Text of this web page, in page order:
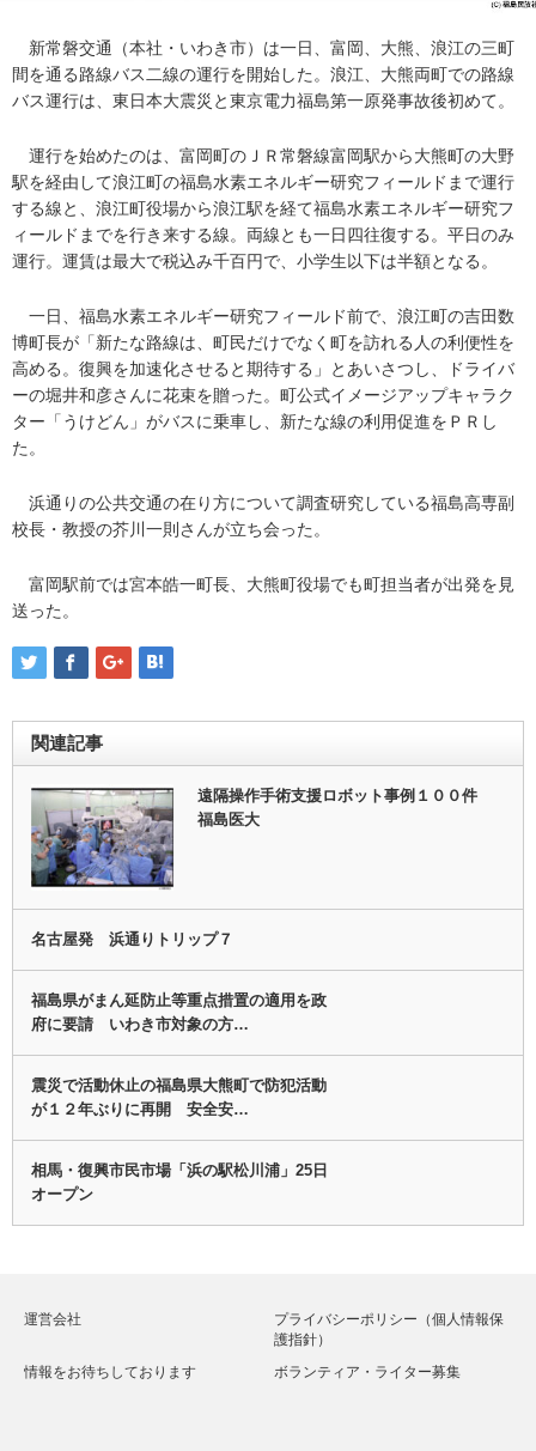
新常磐交通（本社・いわき市）は一日、富岡、大熊、浪江の三町
間を通る路線バス二線の運行を開始した。浪江、大熊両町での路線
バス運行は、東日本大震災と東京電力福島第一原発事故後初めて。
運行を始めたのは、富岡町のＪＲ常磐線富岡駅から大熊町の大野
駅を経由して浪江町の福島水素エネルギー研究フィールドまで運行
する線と、浪江町役場から浪江駅を経て福島水素エネルギー研究フ
ィールドまでを行き来する線。両線とも一日四往復する。平日のみ
運行。運賃は最大で税込み千百円で、小学生以下は半額となる。
一日、福島水素エネルギー研究フィールド前で、浪江町の吉田数
博町長が「新たな路線は、町民だけでなく町を訪れる人の利便性を
高める。復興を加速化させると期待する」とあいさつし、ドライバ
ーの堀井和彦さんに花束を贈った。町公式イメージアップキャラク
ター「うけどん」がバスに乗車し、新たな線の利用促進をＰＲし
た。
浜通りの公共交通の在り方について調査研究している福島高専副
校長・教授の芥川一則さんが立ち会った。
富岡駅前では宮本皓一町長、大熊町役場でも町担当者が出発を見
送った。
関連記事
遠隔操作手術支援ロボット事例１００件
福島医大
名古屋発 浜通りトリップ７
福島県がまん延防止等重点措置の適用を政
府に要請 いわき市対象の方…
震災で活動休止の福島県大熊町で防犯活動
が１２年ぶりに再開 安全安…
相馬・復興市民市場「浜の駅松川浦」25日
オープン
運営会社
プライバシーポリシー（個人情報保
護指針）
情報をお待ちしております
ボランティア・ライター募集